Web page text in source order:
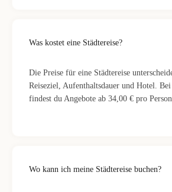
Was kostet eine Städtereise?
Die Preise für eine Städtereise
Reiseziel, Aufenthaltsdauer und Hotel.
findest du Angebote ab 34,00 € pro
Wo kann ich meine Städtereise buchen?